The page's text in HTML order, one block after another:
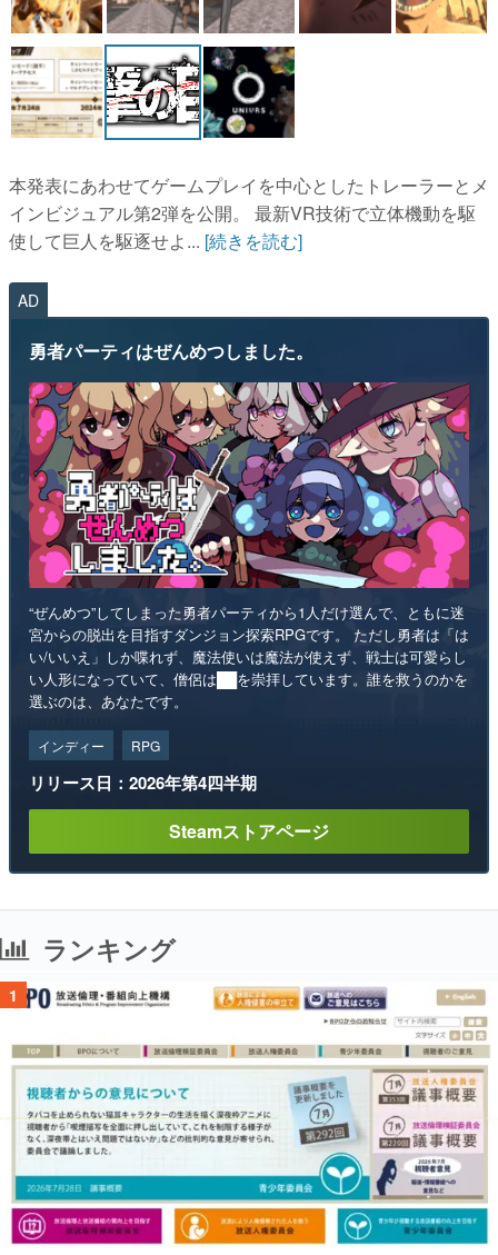
運営：株式会社マレ
本発表にあわせてゲームプレイを中心としたトレーラーとメ
インビジュアル第2弾を公開。 最新VR技術で立体機動を駆
使して巨人を駆逐せよ... [続きを読む]
AD
勇者パーティはぜんめつしました。
“ぜんめつ”してしまった勇者パーティから1人だけ選んで、ともに迷
宮からの脱出を目指すダンジョン探索RPGです。 ただし勇者は「は
い/いいえ」しか喋れず、魔法使いは魔法が使えず、戦士は可愛らし
い人形になっていて、僧侶は██を崇拝しています。誰を救うのかを
選ぶのは、あなたです。
インディー RPG
リリース日：2026年第4四半期
Steamストアページ
ランキング
1